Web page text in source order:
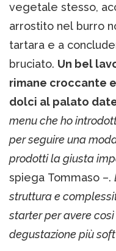
vegetale stesso,
arrostito nel burro
tartara e a
bruciato. Un bel
rimane croccante
dolci al palato
menu che ho
per seguire una
prodotti la giusta
spiega Tommaso –.
struttura e
starter per avere
degustazione più